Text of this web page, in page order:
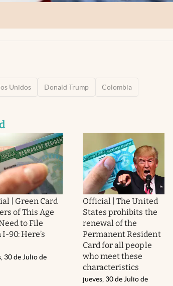
Unidos Donald Trump Colombia
| Green Card
of This Age
to File
90: Here’s
30 de Julio de
Official | The United
States prohibits the
renewal of the
Permanent Resident
Card for all people
who meet these
characteristics
jueves, 30 de Julio de